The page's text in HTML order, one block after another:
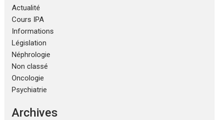
Actualité
Cours IPA
Informations
Législation
Néphrologie
Non classé
Oncologie
Psychiatrie
Archives